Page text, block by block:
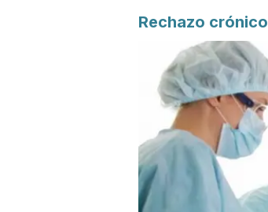
Rechazo crónico